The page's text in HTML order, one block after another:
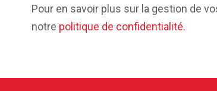
Pour en savoir plus sur la gestion de
notre politique de confidentialité.